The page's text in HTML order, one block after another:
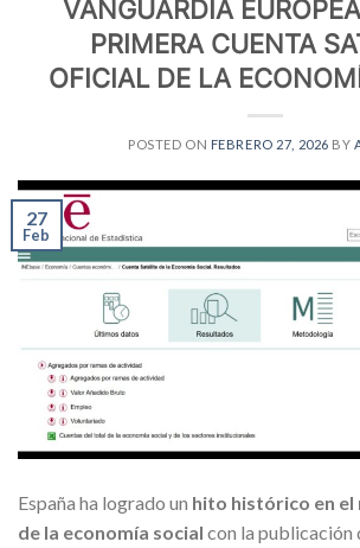
VANGUARDIA
PRIMERA CUENTA
OFICIAL DE LA
POSTED ON FEBRERO 27, 2026 BY
27
Feb
España ha logrado un hito histórico en
de la economía social con la publicación